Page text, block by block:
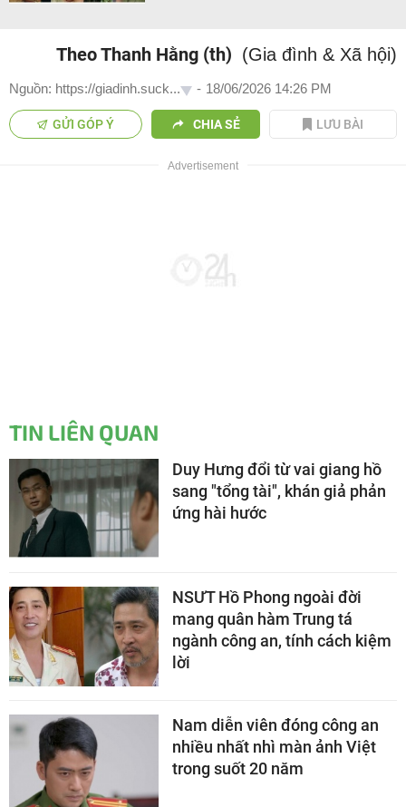
Theo Thanh Hằng (th) (Gia đình & Xã hội)
Nguồn: https://giadinh.suck... - 18/06/2026 14:26 PM
GỬI GÓP Ý CHIA SẺ LƯU BÀI
TIN LIÊN QUAN
Duy Hưng đổi từ vai giang hồ
sang "tổng tài", khán giả phản
ứng hài hước
NSƯT Hồ Phong ngoài đời
mang quân hàm Trung tá
ngành công an, tính cách kiệm
lời
Nam diễn viên đóng công an
nhiều nhất nhì màn ảnh Việt
trong suốt 20 năm